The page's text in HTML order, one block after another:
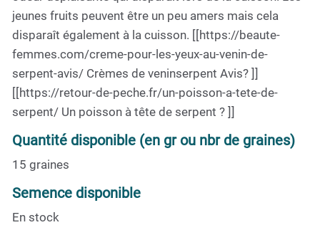
jeunes fruits peuvent être un peu amers mais cela
disparaît également à la cuisson. [[https://beaute-
femmes.com/creme-pour-les-yeux-au-venin-de-
serpent-avis/ Crèmes de veninserpent Avis? ]]
[[https://retour-de-peche.fr/un-poisson-a-tete-de-
serpent/ Un poisson à tête de serpent ? ]]
Quantité disponible (en gr ou nbr de graines)
15 graines
Semence disponible
En stock